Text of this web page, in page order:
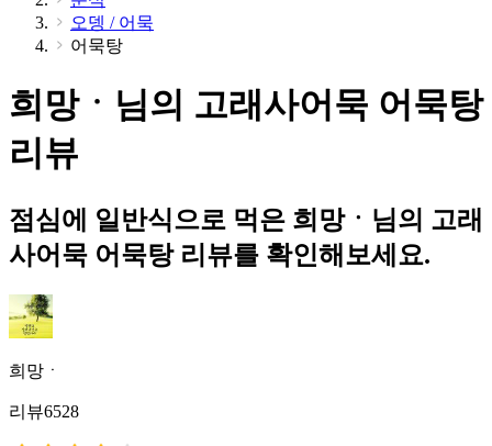
오뎅 / 어묵
어묵탕
희망ㆍ님의 고래사어묵 어묵탕
리뷰
점심에 일반식으로 먹은 희망ㆍ님의 고래
사어묵 어묵탕 리뷰를 확인해보세요.
희망ㆍ
리뷰6528